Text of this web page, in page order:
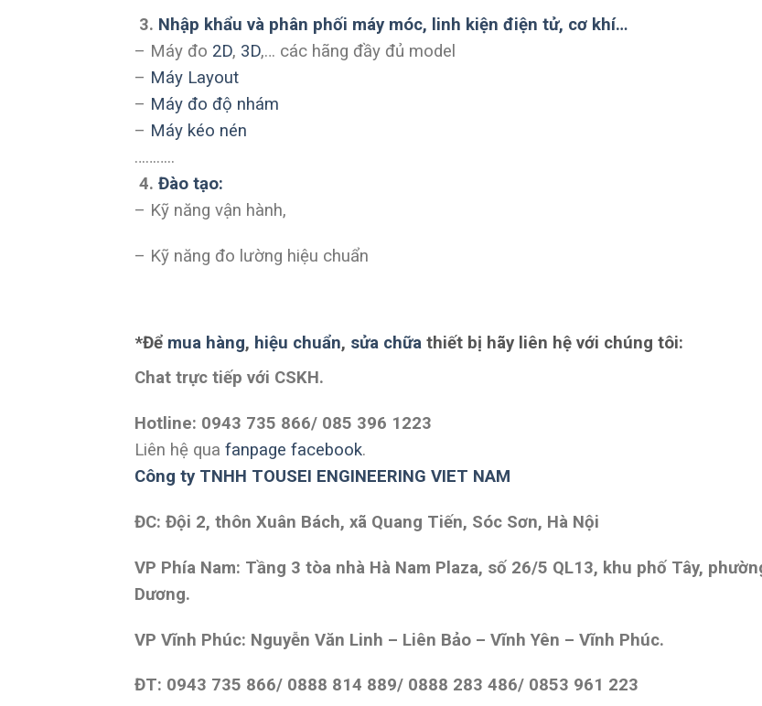
3. Nhập khẩu và phân phối máy móc, linh kiện điện tử, cơ khí…
– Máy đo 2D, 3D,… các hãng đầy đủ model
– Máy Layout
– Máy đo độ nhám
– Máy kéo nén
………..
4. Đào tạo:
– Kỹ năng vận hành,
– Kỹ năng đo lường hiệu chuẩn
*Để mua hàng, hiệu chuẩn, sửa chữa thiết bị hãy liên hệ với chúng tôi:
Chat trực tiếp với CSKH.
Hotline: 0943 735 866/ 085 396 1223
Liên hệ qua fanpage facebook.
Công ty TNHH TOUSEI ENGINEERING VIET NAM
ĐC: Đội 2, thôn Xuân Bách, xã Quang Tiến, Sóc Sơn, Hà Nội
VP Phía Nam: Tầng 3 tòa nhà Hà Nam Plaza, số 26/5 QL13, khu phố Tây,
Dương.
VP Vĩnh Phúc: Nguyễn Văn Linh – Liên Bảo – Vĩnh Yên – Vĩnh Phúc.
ĐT: 0943 735 866/ 0888 814 889/ 0888 283 486/ 0853 961 223